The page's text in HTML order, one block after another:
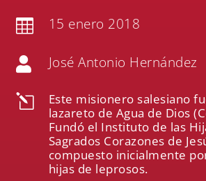
 15 enero 2018
 José Antonio Hernández
l
Este misionero salesiano
lazareto de Agua de Dios
Fundó el Instituto de las
Sagrados Corazones de
compuesto inicialmente
hijas de leprosos.